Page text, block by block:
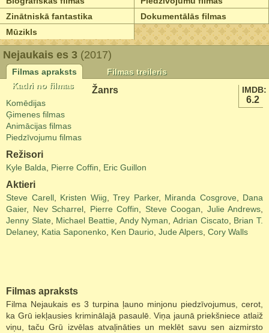
Zinātniskā fantastika
Dokumentālās filmas
Mūzikls
Nejaukais es 3 (2017)
Filmas apraksts
Filmas treileris
Kadri no filmas
IMDB:
6.2
Žanrs
Komēdijas
Ģimenes filmas
Animācijas filmas
Piedzīvojumu filmas
Režisori
Kyle Balda Pierre Coffin Eric Guillon
Aktieri
Steve Carell, Kristen Wiig Trey Parker, Miranda Cosgrove
Dana
Gaier, Nev Scharrel Pierre Coffin Steve Coogan Julie Andrews
Jenny Slate
Michael Beattie Andy Nyman ,Adrian Ciscato, Brian T.
Delaney, Katia Saponenko Ken Daurio Jude Alpers Cory Walls
Filmas apraksts
Filma Nejaukais es 3 turpina ļauno minjonu piedzīvojumus, cerot,
ka Grū iekļausies kriminālajā pasaulē. Viņa jaunā priekšniece atlaiž
viņu, taču Grū izvēlas atvaļināties un meklēt savu sen aizmirsto